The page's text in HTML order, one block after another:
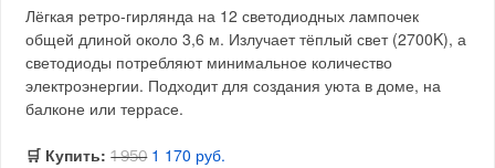
Лёгкая ретро-гирлянда на 12 светодиодных лампочек
общей длиной около 3,6 м. Излучает тёплый свет (2700K), а
светодиоды потребляют минимальное количество
электроэнергии. Подходит для создания уюта в доме, на
балконе или террасе.
🛒 Купить: 1 950 1 170 руб.